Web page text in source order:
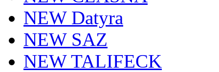
NEW Datyra
NEW SAZ
NEW TALIFECK